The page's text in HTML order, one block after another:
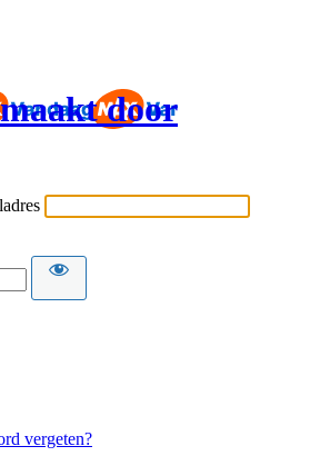
door
vergeten?